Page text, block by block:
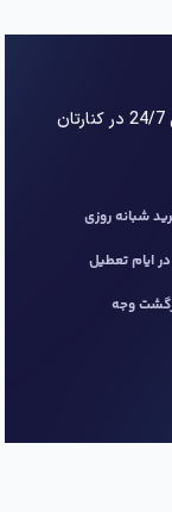
برای ایجاد تجربه لذت بخش میزبانی، با پشتیبانی 24/7 در کنارتان
شبانه روزی
ایام تعطیل
وجه